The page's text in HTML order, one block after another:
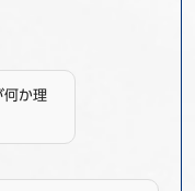
何か理